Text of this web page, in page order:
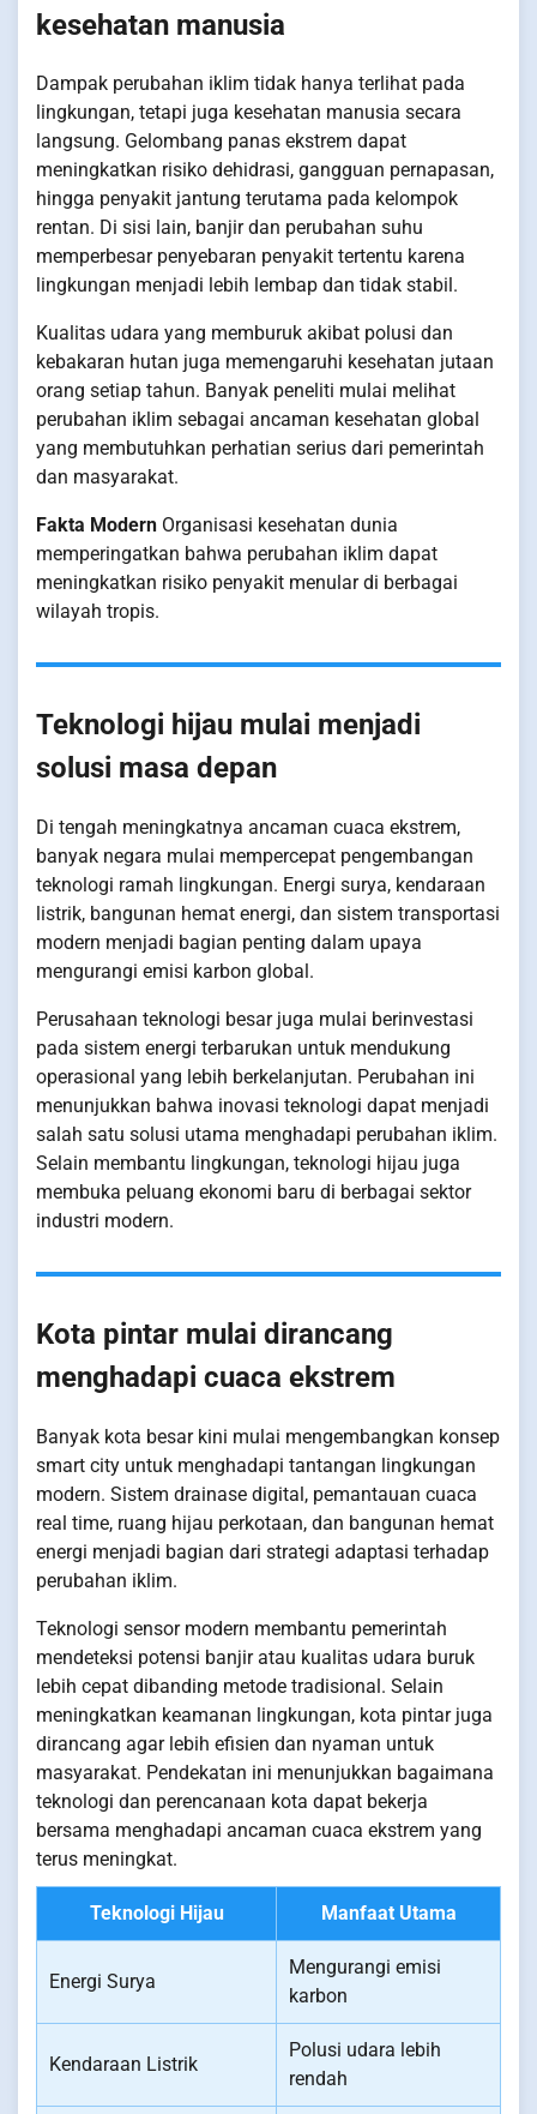
kesehatan manusia
Dampak perubahan iklim tidak hanya terlihat pada
lingkungan, tetapi juga kesehatan manusia secara
langsung. Gelombang panas ekstrem dapat
meningkatkan risiko dehidrasi, gangguan pernapasan,
hingga penyakit jantung terutama pada kelompok
rentan. Di sisi lain, banjir dan perubahan suhu
memperbesar penyebaran penyakit tertentu karena
lingkungan menjadi lebih lembap dan tidak stabil.
Kualitas udara yang memburuk akibat polusi dan
kebakaran hutan juga memengaruhi kesehatan jutaan
orang setiap tahun. Banyak peneliti mulai melihat
perubahan iklim sebagai ancaman kesehatan global
yang membutuhkan perhatian serius dari pemerintah
dan masyarakat.
Fakta Modern Organisasi kesehatan dunia
memperingatkan bahwa perubahan iklim dapat
meningkatkan risiko penyakit menular di berbagai
wilayah tropis.
Teknologi hijau mulai menjadi
solusi masa depan
Di tengah meningkatnya ancaman cuaca ekstrem,
banyak negara mulai mempercepat pengembangan
teknologi ramah lingkungan. Energi surya, kendaraan
listrik, bangunan hemat energi, dan sistem transportasi
modern menjadi bagian penting dalam upaya
mengurangi emisi karbon global.
Perusahaan teknologi besar juga mulai berinvestasi
pada sistem energi terbarukan untuk mendukung
operasional yang lebih berkelanjutan. Perubahan ini
menunjukkan bahwa inovasi teknologi dapat menjadi
salah satu solusi utama menghadapi perubahan iklim.
Selain membantu lingkungan, teknologi hijau juga
membuka peluang ekonomi baru di berbagai sektor
industri modern.
Kota pintar mulai dirancang
menghadapi cuaca ekstrem
Banyak kota besar kini mulai mengembangkan konsep
smart city untuk menghadapi tantangan lingkungan
modern. Sistem drainase digital, pemantauan cuaca
real time, ruang hijau perkotaan, dan bangunan hemat
energi menjadi bagian dari strategi adaptasi terhadap
perubahan iklim.
Teknologi sensor modern membantu pemerintah
mendeteksi potensi banjir atau kualitas udara buruk
lebih cepat dibanding metode tradisional. Selain
meningkatkan keamanan lingkungan, kota pintar juga
dirancang agar lebih efisien dan nyaman untuk
masyarakat. Pendekatan ini menunjukkan bagaimana
teknologi dan perencanaan kota dapat bekerja
bersama menghadapi ancaman cuaca ekstrem yang
terus meningkat.
Teknologi Hijau Manfaat Utama
Energi Surya
Mengurangi emisi
karbon
Kendaraan Listrik
Polusi udara lebih
rendah